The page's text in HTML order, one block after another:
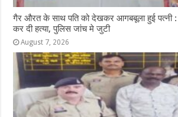
गैर औरत के साथ पति को देखकर आगबबूला हुई पत्नी
कर दी हत्या, पुलिस जांच मे जुटी
August 7, 2026